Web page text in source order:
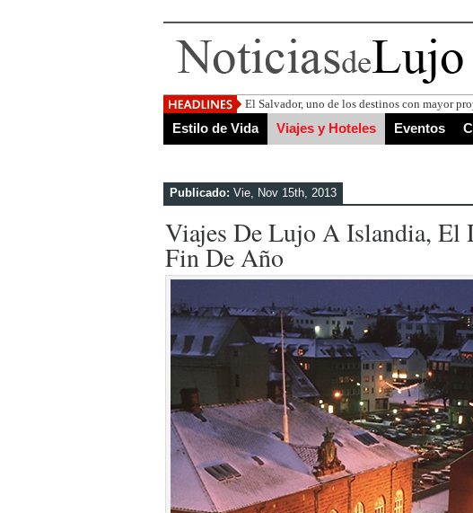
El Salvador, uno de los destinos con mayor
Estilo de Vida Viajes y Hoteles Eventos
Publicado: Vie, Nov 15th, 2013
Viajes De Lujo A Islandia, El
Fin De Año